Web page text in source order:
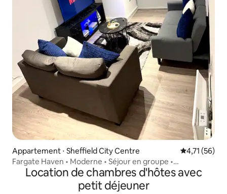
Appartement ⋅ Sheffield City Centre Évaluation
4,71 (56)
Fargate Haven • Moderne • Séjour en groupe •
7 personnes •S1
Location de chambres d'hôtes avec
petit déjeuner